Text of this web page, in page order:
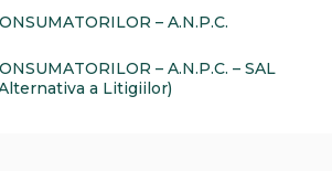
– A.N.P.C.
– A.N.P.C. – SAL
a Litigiilor)